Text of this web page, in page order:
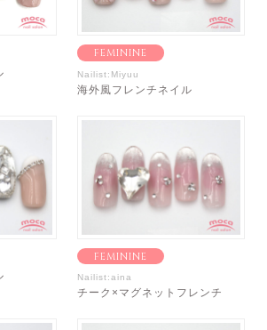
FEMININE
Nailist:Miyuu
海外風フレンチネイル
FEMININE
Nailist:aina
チーク×マグネットフレンチ